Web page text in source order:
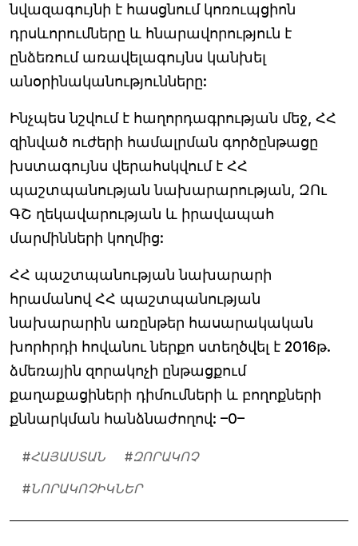
նվազագույնի է հասցնում կոռուպցիոն
դրսևորումները և հնարավորություն է
ընձեռում առավելագույնս կանխել
անօրինականությունները:
Ինչպես նշվում է հաղորդագրության մեջ, ՀՀ
զինված ուժերի համալրման գործընթացը
խստագույնս վերահսկվում է ՀՀ
պաշտպանության նախարարության, ԶՈւ
ԳՇ ղեկավարության և իրավապահ
մարմինների կողմից:
ՀՀ պաշտպանության նախարարի
հրամանով ՀՀ պաշտպանության
նախարարին առընթեր հասարակական
խորհրդի հովանու ներքո ստեղծվել է 2016թ.
ձմեռային զորակոչի ընթացքում
քաղաքացիների դիմումների և բողոքների
քննարկման հանձնաժողով: –0–
#ՀԱՅԱՍՏԱՆ #ԶՈՐԱԿՈՉ
#ՆՈՐԱԿՈՉԻԿՆԵՐ